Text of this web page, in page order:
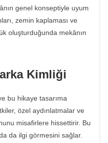
genel konseptiyle uyum
zemin kaplaması ve
oluşturduğunda mekânın
Kimliği
bu hikaye tasarıma
özel aydınlatmalar ve
misafirlere hissettirir. Bu
da ilgi görmesini sağlar.